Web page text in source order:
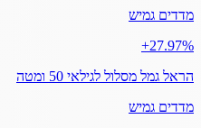
מדדים גמיש
‎+27.97%
הראל גמל מסלול לגילאי 50 ומטה
מדדים גמיש